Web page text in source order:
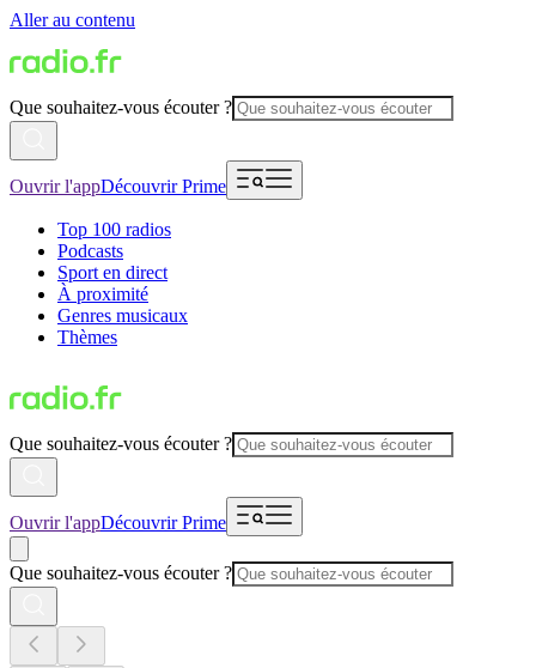
Aller au contenu
Que souhaitez-vous écouter ?
Ouvrir l'appDécouvrir Prime
Top 100 radios
Podcasts
Sport en direct
À proximité
Genres musicaux
Thèmes
Que souhaitez-vous écouter ?
Ouvrir l'appDécouvrir Prime
Que souhaitez-vous écouter ?